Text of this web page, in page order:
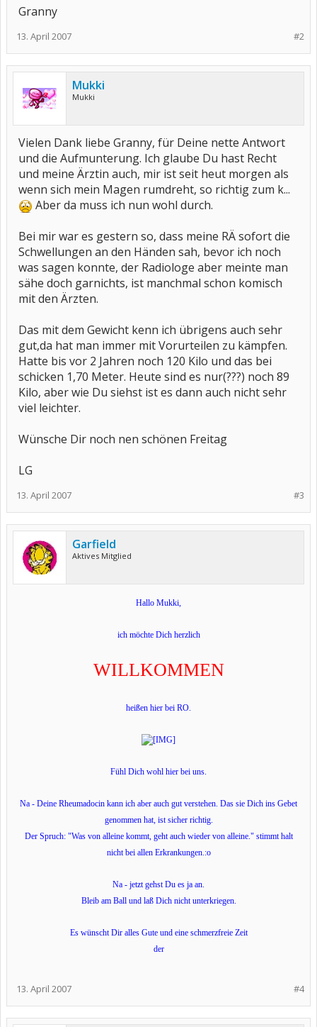
Granny
#2
13. April 2007
Mukki
Mukki
Vielen Dank liebe Granny, für Deine nette Antwort
und die Aufmunterung. Ich glaube Du hast Recht
und meine Ärztin auch, mir ist seit heut morgen als
wenn sich mein Magen rumdreht, so richtig zum k...
Aber da muss ich nun wohl durch.
Bei mir war es gestern so, dass meine RÄ sofort die
Schwellungen an den Händen sah, bevor ich noch
was sagen konnte, der Radiologe aber meinte man
sähe doch garnichts, ist manchmal schon komisch
mit den Ärzten.
Das mit dem Gewicht kenn ich übrigens auch sehr
gut,da hat man immer mit Vorurteilen zu kämpfen.
Hatte bis vor 2 Jahren noch 120 Kilo und das bei
schicken 1,70 Meter. Heute sind es nur(???) noch 89
Kilo, aber wie Du siehst ist es dann auch nicht sehr
viel leichter.
Wünsche Dir noch nen schönen Freitag
LG
#3
13. April 2007
Garfield
Aktives Mitglied
Hallo Mukki,
ich möchte Dich herzlich
WILLKOMMEN
heißen hier bei RO.
Fühl Dich wohl hier bei uns.
Na - Deine Rheumadocin kann ich aber auch gut verstehen. Das sie Dich ins Gebet
genommen hat, ist sicher richtig.
Der Spruch: "Was von alleine kommt, geht auch wieder von alleine." stimmt halt
nicht bei allen Erkrankungen.:o
Na - jetzt gehst Du es ja an.
Bleib am Ball und laß Dich nicht unterkriegen.
Es wünscht Dir alles Gute und eine schmerzfreie Zeit
der
#4
13. April 2007